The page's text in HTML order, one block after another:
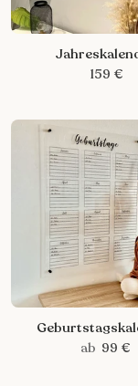
159 €
ab 99 €